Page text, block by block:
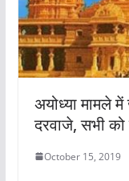
अयोध्या मामले
दरवाजे, सभी
October 15, 2019